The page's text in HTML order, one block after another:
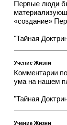
Первые люди
«создание»
"Тайная
Учение Жизни
Комментарии
ума на нашем
"Тайная
Учение Жизни